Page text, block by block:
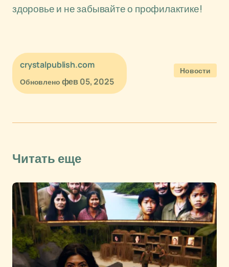
здоровье и не забывайте о профилактике!
crystalpublish.com
Обновлено фев 05, 2025
Новости
Читать еще